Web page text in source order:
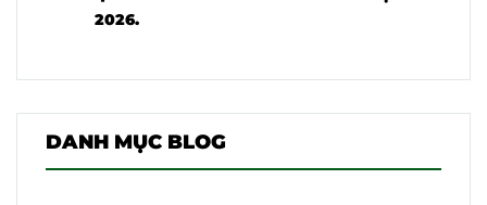
2026.
DANH MỤC BLOG